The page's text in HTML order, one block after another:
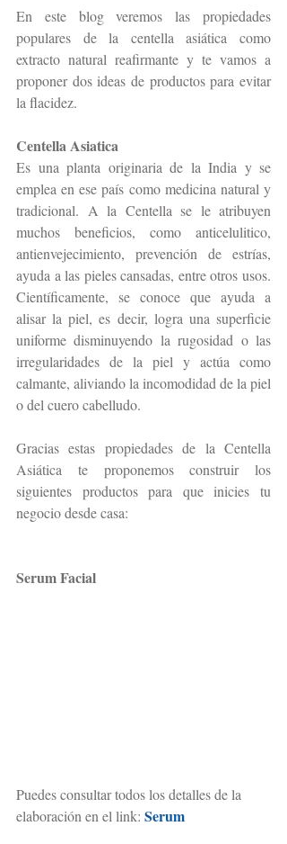
En este blog veremos las propiedades
populares de la centella asiática como
extracto natural reafirmante y te vamos a
proponer dos ideas de productos para evitar
la flacidez.
Centella Asiatica
Es una planta originaria de la India y se
emplea en ese país como medicina natural y
tradicional. A la Centella se le atribuyen
muchos beneficios, como anticelulitico,
antienvejecimiento, prevención de estrías,
ayuda a las pieles cansadas, entre otros usos.
Científicamente, se conoce que ayuda a
alisar la piel, es decir, logra una superficie
uniforme disminuyendo la rugosidad o las
irregularidades de la piel y actúa como
calmante, aliviando la incomodidad de la piel
o del cuero cabelludo.
Gracias estas propiedades de la Centella
Asiática te proponemos construir los
siguientes productos para que inicies tu
negocio desde casa:
Serum Facial
Puedes consultar todos los detalles de la
elaboración en el link: Serum